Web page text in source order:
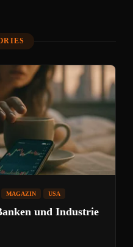
MAGAZIN USA
und Industrie